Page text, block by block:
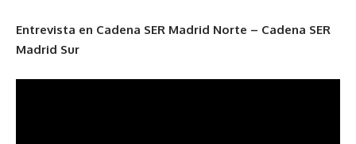
Entrevista en Cadena SER Madrid Norte – Cadena SER
Madrid Sur